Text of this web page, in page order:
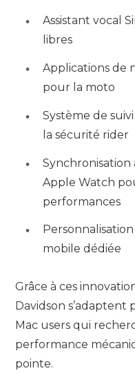
Assistant vocal
libres
Applications de
pour la moto
Système de
la sécurité rider
Synchronisation
Apple Watch
performances
mobile dédiée
Grâce à ces
Davidson s’adaptent
Mac users qui
performance
pointe.